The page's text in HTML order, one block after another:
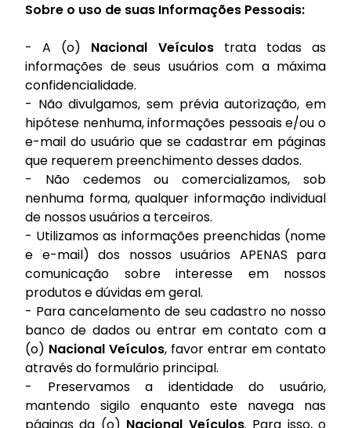
Sobre o uso de suas Informações Pessoais:
- A (o) Nacional Veículostrata todas as
informações de seus usuários com a máxima
confidencialidade.
- Não divulgamos, sem prévia autorização, em
hipótese nenhuma, informações pessoais e/ou o
e-mail do usuário que se cadastrar em páginas
que requerem preenchimento desses dados.
- Não cedemos ou comercializamos, sob
nenhuma forma, qualquer informação individual
de nossos usuários a terceiros.
- Utilizamos as informações preenchidas (nome
e e-mail) dos nossos usuários APENAS para
comunicação sobre interesse em nossos
produtos e dúvidas em geral.
- Para cancelamento de seu cadastro no nosso
banco de dados ou entrar em contato com a
(o) Nacional Veículos, favor entrar em contato
através do formulário principal.
- Preservamos a identidade do usuário,
mantendo sigilo enquanto este navega nas